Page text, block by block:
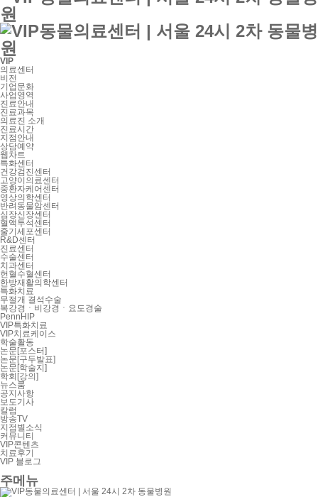
VIP
의료센터
비전
기업문화
사업영역
진료안내
진료과목
의료진 소개
진료시간
지점안내
상담예약
웹차트
특화센터
건강검진센터
고양이의료센터
중환자케어센터
영상의학센터
반려동물암센터
심장신장센터
혈액투석센터
줄기세포센터
R&D센터
진료센터
수술센터
치과센터
헌혈수혈센터
한방재활의학센터
특화치료
무절개 결석수술
복강경ㆍ비강경ㆍ요도경술
PennHIP
VIP특화치료
VIP치료케이스
학술활동
논문[포스터]
논문[구두발표]
논문[학술지]
학회[강의]
뉴스룸
공지사항
보도기사
칼럼
방송TV
지점별소식
커뮤니티
VIP콘텐츠
치료후기
VIP 블로그
주메뉴